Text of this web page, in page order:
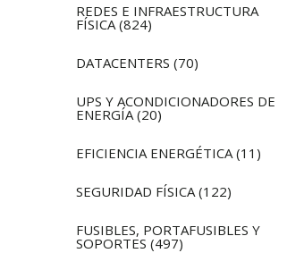
REDES E INFRAESTRUCTURA
FÍSICA (824)
DATACENTERS (70)
UPS Y ACONDICIONADORES DE
ENERGÍA (20)
EFICIENCIA ENERGÉTICA (11)
SEGURIDAD FÍSICA (122)
FUSIBLES, PORTAFUSIBLES Y
SOPORTES (497)